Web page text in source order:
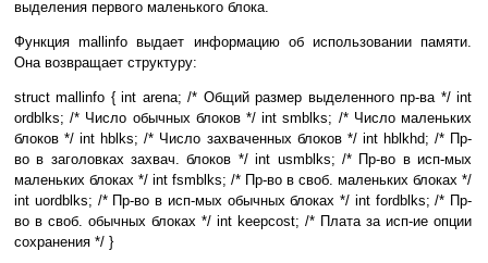
выделения первого маленького блока.
Функция mallinfo выдает информацию об использовании памяти.
Она возвращает структуру:
struct mallinfo { int arena; /* Общий размер выделенного пр-ва */ int
ordblks; /* Число обычных блоков */ int smblks; /* Число маленьких
блоков */ int hblks; /* Число захваченных блоков */ int hblkhd; /* Пр-
во в заголовках захвач. блоков */ int usmblks; /* Пр-во в исп-мых
маленьких блоках */ int fsmblks; /* Пр-во в своб. маленьких блоках */
int uordblks; /* Пр-во в исп-мых обычных блоках */ int fordblks; /* Пр-
во в своб. обычных блоках */ int keepcost; /* Плата за исп-ие опции
сохранения */ }